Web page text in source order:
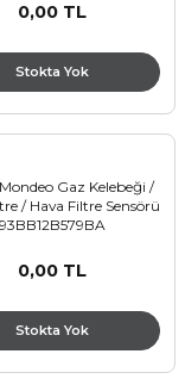
0,00 TL
Stokta Yok
Gaz Kelebeği /
/ Hava Filtre Sensörü
93BB12B579BA
0,00 TL
Stokta Yok